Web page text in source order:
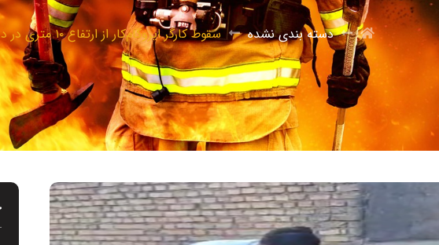
دسته بندی نشده سقوط کارگر ایزوگام‌کار از ارتفاع ۱۰ متری در دزفول